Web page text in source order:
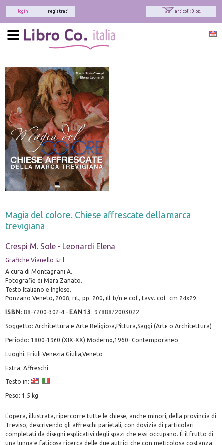
articoli: 0 pz.
registrati
login
Magia del colore. Chiese affrescate della marca
trevigiana
Crespi M. Sole - Leonardi Elena
Grafiche Vianello S.r.l
A cura di Montagnani A.
Fotografie di Mara Zanato.
Testo Italiano e Inglese.
Ponzano Veneto, 2008; ril., pp. 200, ill. b/n e col., tavv. col., cm 24x29.
ISBN:88-7200-302-4 - EAN13 :9788872003022
Soggetto: Architettura e Arte Religiosa,Pittura,Saggi (Arte o Architettura)
Periodo: 1800-1960 (XIX-XX) Moderno,1960- Contemporaneo
Luoghi: Friuli Venezia Giulia,Veneto
Extra: Affreschi
Testo in:
Peso: 1.5 kg
L'opera, illustrata, ripercorre tutte le chiese, anche minori, della provincia di
Treviso, descrivendo gli affreschi parietali, con dovizia di particolari
completati da disegni esplicativi degli spazi che essi occupano. È il frutto di
una lunga e faticosa ricerca delle due autrici che con meticolosa costanza